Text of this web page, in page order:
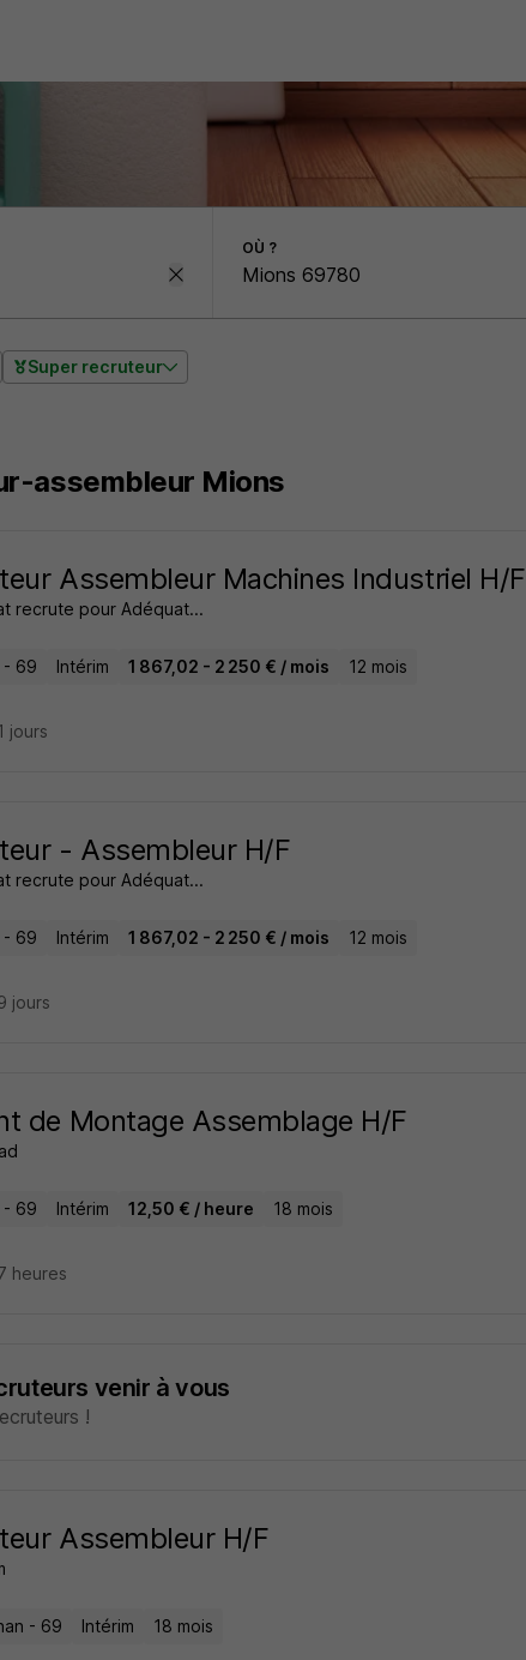
OÙ ?
Super recruteur
assembleur Mions
Assembleur Machines Industriel H/F
recrute pour Adéquat...
- 69 Intérim 1 867,02 - 2 250 € / mois 12 mois
jours
- Assembleur H/F
recrute pour Adéquat...
- 69 Intérim 1 867,02 - 2 250 € / mois 12 mois
jours
de Montage Assemblage H/F
- 69 Intérim 12,50 € / heure 18 mois
heures
venir à vous
!
Assembleur H/F
- 69 Intérim 18 mois